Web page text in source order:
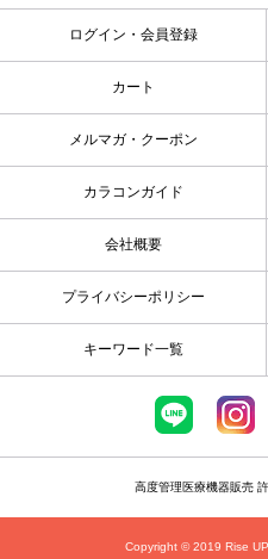
ログイン・会員登録
カート
メルマガ・クーポン
カラコンガイド
会社概要
プライバシーポリシー
キーワード一覧
高度管理医療機器販売
Copyright © 2019 Rise